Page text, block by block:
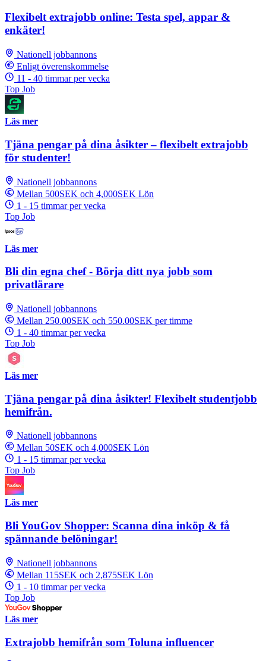
Flexibelt extrajobb online: Testa spel, appar &
enkäter!
Nationell jobbannons
Enligt överenskommelse
11 - 40 timmar per vecka
Top Job
Läs mer
Tjäna pengar på dina åsikter – flexibelt extrajobb
för studenter!
Nationell jobbannons
Mellan 500SEK och 4,000SEK Lön
1 - 15 timmar per vecka
Top Job
Läs mer
Bli din egna chef - Börja ditt nya jobb som
privatlärare
Nationell jobbannons
Mellan 250.00SEK och 550.00SEK per timme
1 - 40 timmar per vecka
Top Job
Läs mer
Tjäna pengar på dina åsikter! Flexibelt studentjobb
hemifrån.
Nationell jobbannons
Mellan 50SEK och 4,000SEK Lön
1 - 15 timmar per vecka
Top Job
Läs mer
Bli YouGov Shopper: Scanna dina inköp & få
spännande belöningar!
Nationell jobbannons
Mellan 115SEK och 2,875SEK Lön
1 - 10 timmar per vecka
Top Job
Läs mer
Extrajobb hemifrån som Toluna influencer